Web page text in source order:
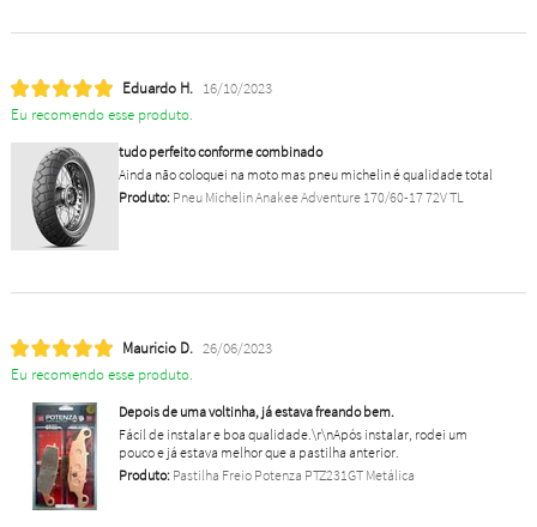
Eduardo H. 16/10/2023
Eu recomendo esse produto.
tudo perfeito conforme combinado
Ainda não coloquei na moto mas pneu michelin é qualidade total
Produto:Pneu Michelin Anakee Adventure 170/60-17 72V TL
Mauricio D. 26/06/2023
Eu recomendo esse produto.
Depois de uma voltinha, já estava freando bem.
Fácil de instalar e boa qualidade.\r\nApós instalar, rodei um
pouco e já estava melhor que a pastilha anterior.
Produto:Pastilha Freio Potenza PTZ231GT Metálica